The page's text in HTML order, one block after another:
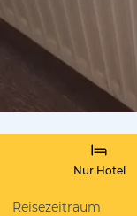
Nur Hotel
Reisezeitraum